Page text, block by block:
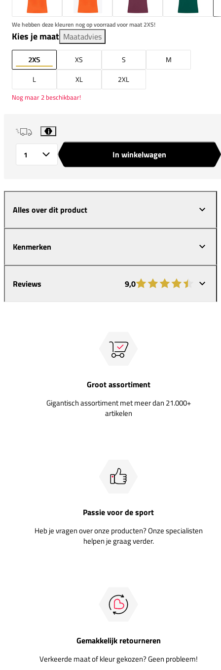
We hebben deze kleuren nog op voorraad voor maat 2XS!
Kies je maat Maatadvies
2XS XS S
M
L
XL 2XL
Nog maar 2 beschikbaar!
i
In winkelwagen
Alles over dit product
Kenmerken
Reviews 9,0
Groot assortiment
Gigantisch assortiment met meer dan 21.000+
artikelen
Passie voor de sport
Heb je vragen over onze producten? Onze specialisten
helpen je graag verder.
Gemakkelijk retourneren
Verkeerde maat of kleur gekozen? Geen probleem!